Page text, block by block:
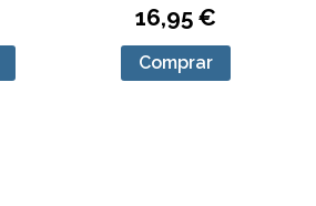
16,95 €
Comprar